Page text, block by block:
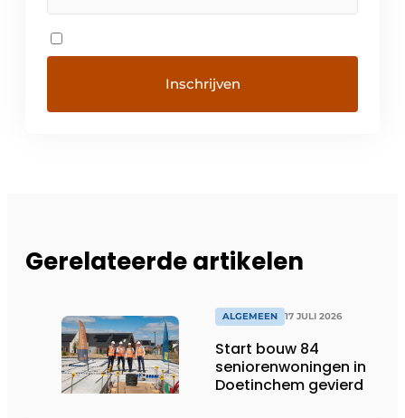
Gerelateerde artikelen
ALGEMEEN 17 JULI 2026
Start bouw 84
seniorenwoningen in
Doetinchem gevierd